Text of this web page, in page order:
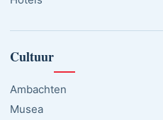
Cultuur
Ambachten
Musea